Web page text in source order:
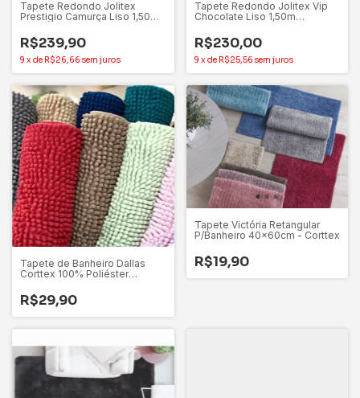
Tapete Redondo Jolitex
Prestigio Camurça Liso 1,50m
R$239,90
9 x de R$26,66 sem juros
Tapete Redondo Jolitex Vip
Chocolate Liso 1,50m
R$230,00
9 x de R$25,56 sem juros
Tapete de Banheiro Dallas
Corttex 100% Poliéster
R$29,90
Tapete Victória Retangular
P/Banheiro 40x60cm - Corttex
R$19,90